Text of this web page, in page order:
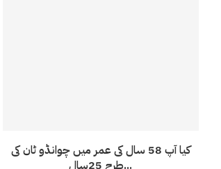
کیا آپ 58 سال کی عمر میں چوانڈو ٹان کی
طرح 25سال...